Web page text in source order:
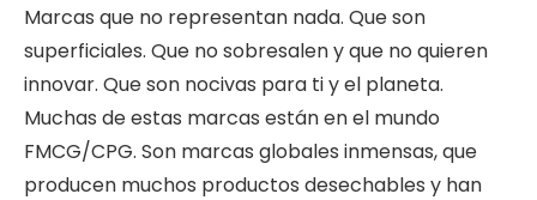
Marcas que no representan nada. Que son
superficiales. Que no sobresalen y que no quieren
innovar. Que son nocivas para ti y el planeta.
Muchas de estas marcas están en el mundo
FMCG/CPG. Son marcas globales inmensas, que
producen muchos productos desechables y han